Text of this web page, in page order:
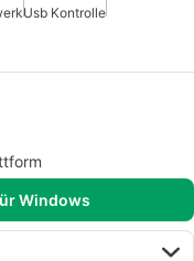
Usb Kontrolle
Windows